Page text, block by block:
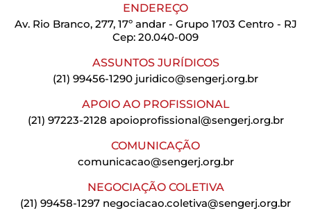
ENDEREÇO
Av. Rio Branco, 277, 17º andar - Grupo 1703 Centro - RJ
Cep: 20.040-009
ASSUNTOS JURÍDICOS
(21) 99456-1290 juridico@sengerj.org.br
APOIO AO PROFISSIONAL
(21) 97223-2128 apoioprofissional@sengerj.org.br
COMUNICAÇÃO
comunicacao@sengerj.org.br
NEGOCIAÇÃO COLETIVA
(21) 99458-1297 negociacao.coletiva@sengerj.org.br